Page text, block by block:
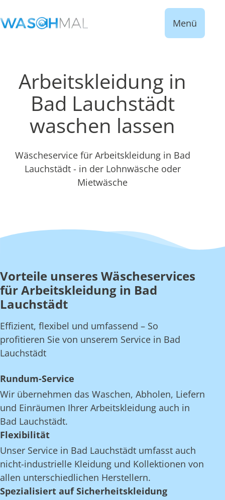
Menü
Arbeitskleidung in
Bad Lauchstädt
waschen lassen
Wäscheservice für Arbeitskleidung in Bad
Lauchstädt - in der Lohnwäsche oder
Mietwäsche
Vorteile unseres Wäscheservices
für Arbeitskleidung in Bad
Lauchstädt
Effizient, flexibel und umfassend – So
profitieren Sie von unserem Service in Bad
Lauchstädt
Rundum-Service
Wir übernehmen das Waschen, Abholen, Liefern
und Einräumen Ihrer Arbeitskleidung auch in
Bad Lauchstädt.
Flexibilität
Unser Service in Bad Lauchstädt umfasst auch
nicht-industrielle Kleidung und Kollektionen von
allen unterschiedlichen Herstellern.
Spezialisiert auf Sicherheitskleidung